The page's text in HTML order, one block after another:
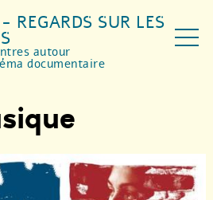
REGARDS SUR LES
autour
documentaire